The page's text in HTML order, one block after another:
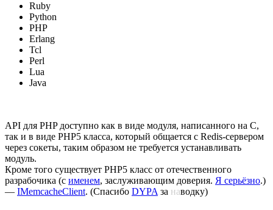
Ruby
Python
PHP
Erlang
Tcl
Perl
Lua
Java
API для PHP доступно как в виде модуля, написанного на C,
так и в виде PHP5 класса, который общается с Redis-сервером
через сокеты, таким образом не требуется устанавливать
модуль.
Кроме того существует PHP5 класс от отечественного
разрабочика (с именем, заслуживающим доверия. Я серьёзно.)
— IMemcacheClient. (Спасибо DYPAза наводку)